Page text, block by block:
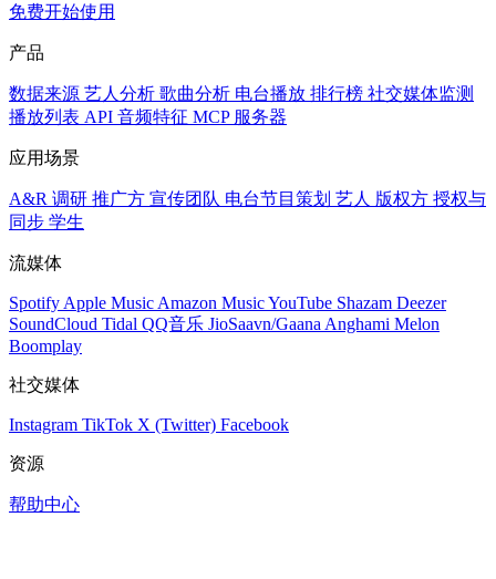
免费开始使用
产品
数据来源 艺人分析 歌曲分析 电台播放 排行榜 社交媒体监测
播放列表 API 音频特征 MCP 服务器
应用场景
A&R 调研 推广方 宣传团队 电台节目策划 艺人 版权方 授权与
同步 学生
流媒体
Spotify Apple Music Amazon MusicYouTube Shazam Deezer
SoundCloud Tidal QQ音乐 JioSaavn/Gaana Anghami Melon
Boomplay
社交媒体
Instagram TikTok X (Twitter) Facebook
资源
帮助中心